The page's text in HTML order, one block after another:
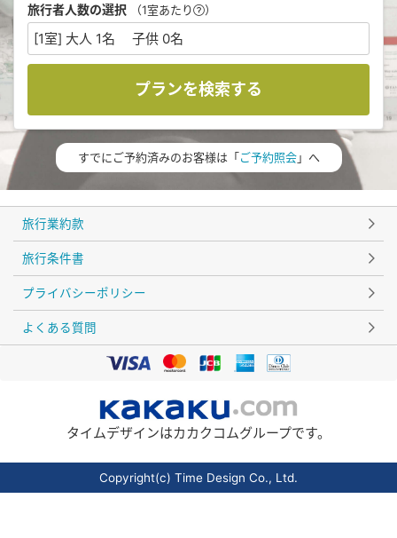
旅行者人数の選択 （1室あたり ）
[1室] 大人 1名 子供 0名
プランを検索する
すでにご予約済みのお客様は「ご予約照会」へ
旅行業約款
旅行条件書
プライバシーポリシー
よくある質問
タイムデザインはカカクコムグループです。
Copyright(c) Time Design Co., Ltd.